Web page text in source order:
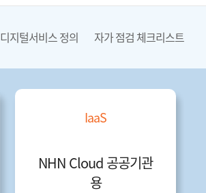
디지털서비스 정의 자가 점검 체크리스트
IaaS
NHN Cloud 공공기관
용